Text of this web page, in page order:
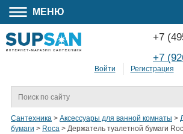
МЕНЮ
Войти Регистрация
+7
+7
Сантехника > Аксессуары для ванной комнаты >
бумаги > Roca > Держатель туалетной бумаги